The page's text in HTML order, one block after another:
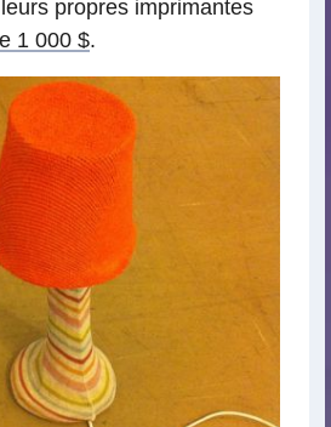
propres imprimantes
1 000 $.